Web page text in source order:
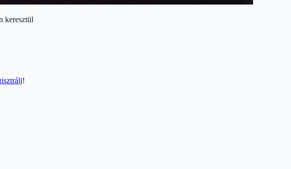
keresztül
!